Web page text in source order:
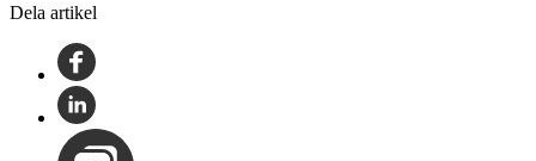
Dela artikel